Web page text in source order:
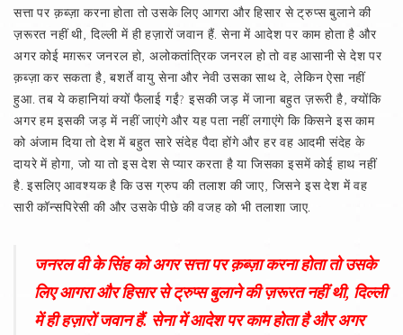
सत्ता पर क़ब्ज़ा करना होता तो उसके लिए आगरा और हिसार से ट्रुप्स बुलाने की
ज़रूरत नहीं थी, दिल्ली में ही हज़ारों जवान हैं. सेना में आदेश पर काम होता है और
अगर कोई मग़रूर जनरल हो, अलोकतांत्रिक जनरल हो तो वह आसानी से देश पर
क़ब्ज़ा कर सकता है, बशर्ते वायु सेना और नेवी उसका साथ दे, लेकिन ऐसा नहीं
हुआ. तब ये कहानियां क्यों फैलाई गईं? इसकी जड़ में जाना बहुत ज़रूरी है, क्योंकि
अगर हम इसकी जड़ में नहीं जाएंगे और यह पता नहीं लगाएंगे कि किसने इस काम
को अंजाम दिया तो देश में बहुत सारे संदेह पैदा होंगे और हर वह आदमी संदेह के
दायरे में होगा, जो या तो इस देश से प्यार करता है या जिसका इसमें कोई हाथ नहीं
है. इसलिए आवश्यक है कि उस ग्रुप की तलाश की जाए, जिसने इस देश में वह
सारी कॉन्सपिरेसी की और उसके पीछे की वजह को भी तलाशा जाए.
जनरल वी के सिंह को अगर सत्ता पर क़ब्ज़ा करना होता तो उसके
लिए आगरा और हिसार से ट्रुप्स बुलाने की ज़रूरत नहीं थी, दिल्ली
में ही हज़ारों जवान हैं. सेना में आदेश पर काम होता है और अगर